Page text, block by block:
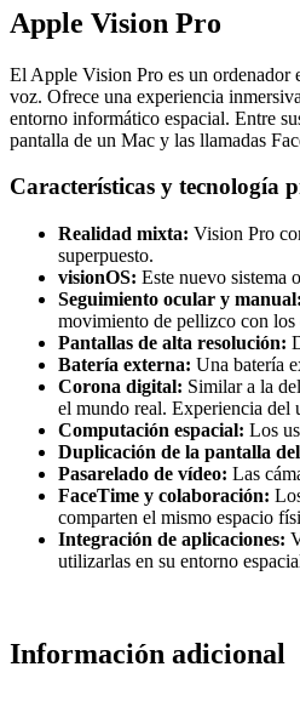
Apple Vision Pro
El Apple Vision Pro es un ordenador
voz. Ofrece una experiencia
entorno informático espacial. Entre
pantalla de un Mac y las llamadas
Características y tecnología
Realidad mixta: Vision Pro
superpuesto.
visionOS: Este nuevo sistema
Seguimiento ocular y manual:
movimiento de pellizco con los
Pantallas de alta resolución:
Batería externa: Una batería
Corona digital: Similar a la
el mundo real. Experiencia del
Computación espacial: Los
Duplicación de la pantalla
Pasarelado de vídeo: Las
FaceTime y colaboración:
comparten el mismo espacio
Integración de aplicaciones:
utilizarlas en su entorno
Información adicional